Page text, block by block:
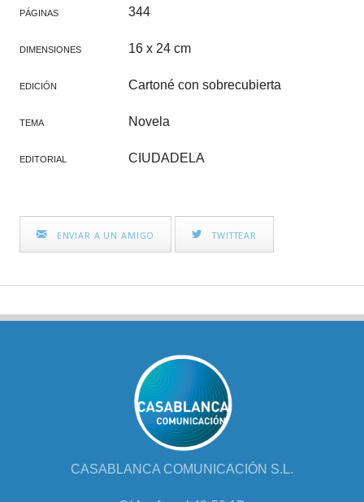
PÁGINAS 344
DIMENSIONES 16 x 24 cm
EDICIÓN Cartoné con sobrecubierta
TEMA Novela
EDITORIAL CIUDADELA
ENVIAR A UN AMIGO TWITTEAR
CASABLANCA COMUNICACIÓN S.L.